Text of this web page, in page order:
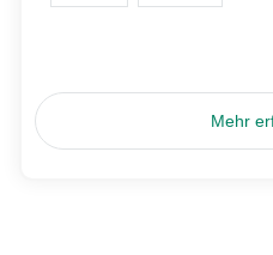
Mehr